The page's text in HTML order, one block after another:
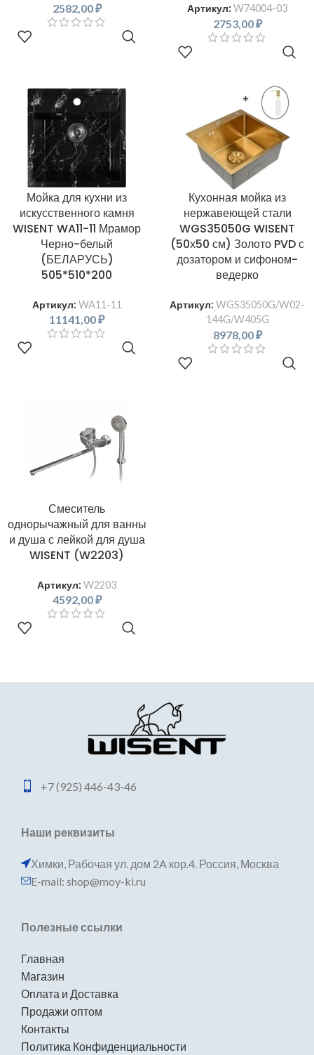
2582,00₽ Артикул: W74004-03
2753,00₽
Мойка для кухни из
искусственного камня
WISENT WA11-11 Мрамор
Черно-белый
(БЕЛАРУСЬ)
505*510*200
Артикул: WA11-11
11141,00₽
Кухонная мойка из
нержавеющей стали
WGS35050G WISENT
(50х50 см) Золото PVD с
дозатором и сифоном-
ведерко
Артикул: WGS35050G/W02-
144G/W405G
8978,00₽
Смеситель
однорычажный для ванны
и душа с лейкой для душа
WISENT (W2203)
Артикул: W2203
4592,00₽
+7 (925) 446-43-46
Наши реквизиты
Химки, Рабочая ул. дом 2A кор.4. Россия, Москва
E-mail: shop@moy-ki.ru
Полезные ссылки
Главная
Магазин
Оплата и Доставка
Продажи оптом
Контакты
Политика Конфиденциальности